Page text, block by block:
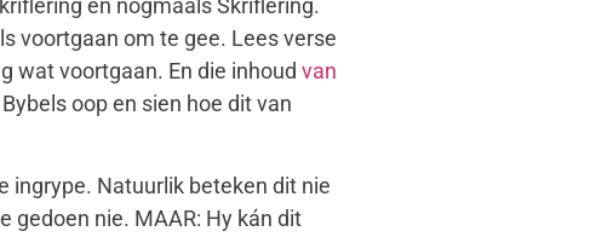
en nogmaals Skriflering.
voortgaan om te gee. Lees verse
wat voortgaan. En die inhoud van
oop en sien hoe dit van
ingrype. Natuurlik beteken dit nie
gedoen nie. MAAR: Hy kán dit